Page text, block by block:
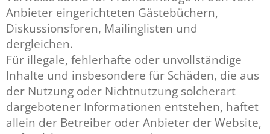
Anbieter eingerichteten Gästebüchern,
Diskussionsforen, Mailinglisten und
dergleichen.
Für illegale, fehlerhafte oder unvollständige
Inhalte und insbesondere für Schäden, die aus
der Nutzung oder Nichtnutzung solcherart
dargebotener Informationen entstehen, haftet
allein der Betreiber oder Anbieter der Website,